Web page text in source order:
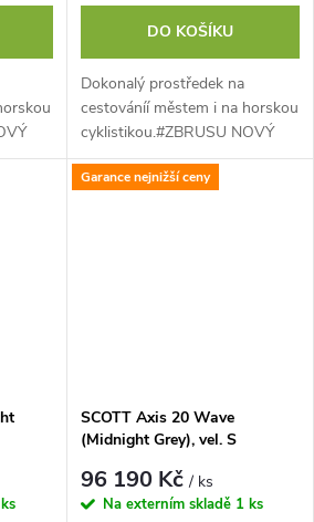
DO KOŠÍKU
Dokonalý prostředek na
cestováníí městem i na horskou
cyklistikou.#ZBRUSU NOVÝ
SCOTT AXIS vybaven
nejnovějším motorem Bosch
Garance nejnižší ceny
SCOTT Axis 20 Wave
(Midnight Grey), vel. S
96 190 Kč/ ks
Na externím skladě 1 ks